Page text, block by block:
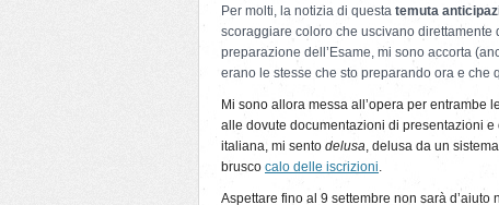
Per molti, la notizia di questa temuta
scoraggiare coloro che uscivano direttamente
preparazione dell’Esame, mi sono accorta
erano le stesse che sto preparando ora e che
Mi sono allora messa all’opera per entrambe
alle dovute documentazioni di presentazioni
italiana, mi sento delusa, delusa da un
brusco calo delle iscrizioni.
Aspettare fino al 9 settembre non sarà